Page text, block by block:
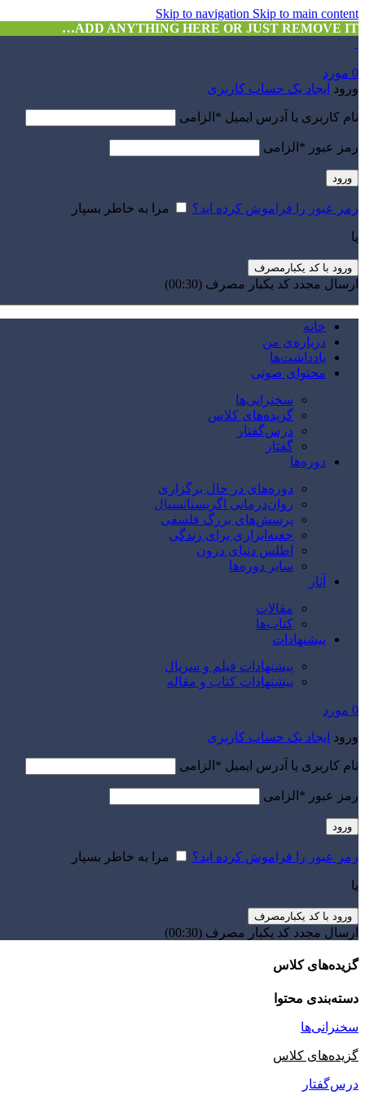
Skip to navigation Skip to main content
ADD ANYTHING HERE OR JUST REMOVE IT…
0 مورد
ورود ایجاد یک حساب کاربری
نام کاربری یا آدرس ایمیل * الزامی
رمز عبور * الزامی
ورود
رمز عبور را فراموش کرده اید؟ مرا به خاطر بسپار
یا
ورود با کد یکبارمصرف
ارسال مجدد کد یکبار مصرف (00:
30
)
خانه
درباره‌ی من
یادداشت‌ها
محتوای صوتی
سخنرانی‌ها
گزیده‌های کلاس
درس‌گفتار
گفتار
دوره‌ها
دوره‌های در حال برگزاری
روان‌درمانی اگزیستانسیال
پرسش‌های بزرگ فلسفی
جعبه‌ابزاری برای زندگی
اطلس دنیای درون
سایر دوره‌ها
آثار
مقالات
کتاب‌ها
پیشنهادات
پیشنهادات فیلم و سریال
پیشنهادات کتاب و مقاله
0 مورد
ورود ایجاد یک حساب کاربری
نام کاربری یا آدرس ایمیل * الزامی
رمز عبور * الزامی
ورود
رمز عبور را فراموش کرده اید؟ مرا به خاطر بسپار
یا
ورود با کد یکبارمصرف
ارسال مجدد کد یکبار مصرف (00:
30
)
گزیده‌های کلاس
دسته‌بندی محتوا
سخنرانی‌ها
گزیده‌های کلاس
درس‌گفتار